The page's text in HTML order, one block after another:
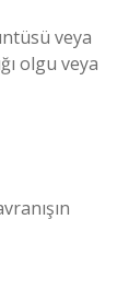
veya
olgu veya